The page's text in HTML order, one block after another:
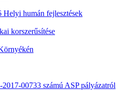
humán fejlesztések
korszerűsítése
00733 számú ASP pályázatról